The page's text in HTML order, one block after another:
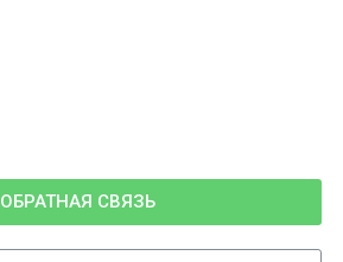
ОБРАТНАЯ СВЯЗЬ